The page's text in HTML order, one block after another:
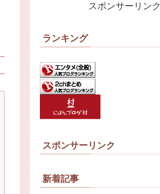
スポンサーリンク
ランキング
スポンサーリンク
新着記事